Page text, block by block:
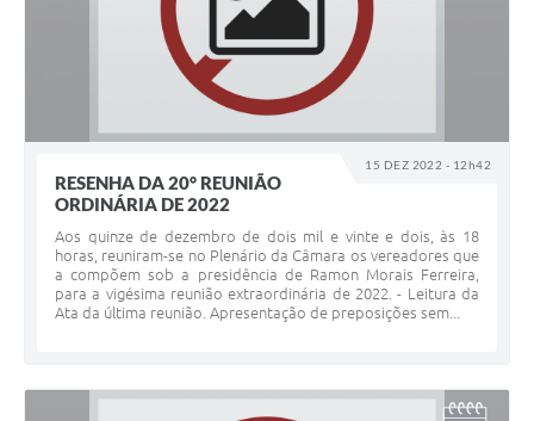
15 DEZ 2022 - 12h42
RESENHA DA 20° REUNIÃO
ORDINÁRIA DE 2022
Aos quinze de dezembro de dois mil e vinte e dois, às 18
horas, reuniram-se no Plenário da Câmara os vereadores que
a compõem sob a presidência de Ramon Morais Ferreira,
para a vigésima reunião extraordinária de 2022. - Leitura da
Ata da última reunião. Apresentação de preposições sem...